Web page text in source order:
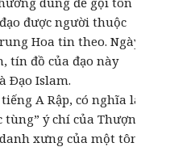
được người thuộc
Hoa tin theo. Ngày
tín đồ của đạo này
Ðạo Islam.
A Rập, có nghĩa là
ý chí của Thượng
xưng của một tôn